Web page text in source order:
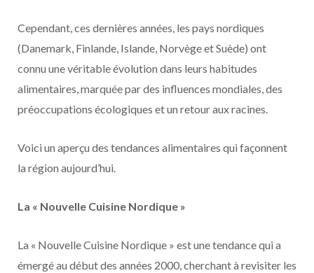
Cependant, ces dernières années, les pays nordiques
(Danemark, Finlande, Islande, Norvège et Suède) ont
connu une véritable évolution dans leurs habitudes
alimentaires, marquée par des influences mondiales, des
préoccupations écologiques et un retour aux racines.
Voici un aperçu des tendances alimentaires qui façonnent
la région aujourd’hui.
La « Nouvelle Cuisine Nordique »
La « Nouvelle Cuisine Nordique » est une tendance qui a
émergé au début des années 2000, cherchant à revisiter les